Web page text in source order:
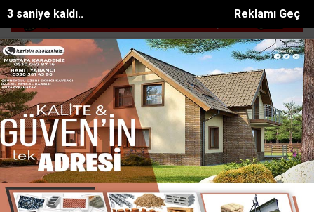
Reklamı Geç
1 saniye kaldı..
SON DAKİKA:
200 bin metrekarelik y... HATSU, Batıayrancıda 25 yıllık içme suyu
Turkiye Haberleri